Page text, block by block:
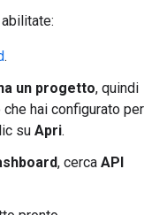
.
un progetto, quindi
hai configurato per
su Apri.
, cerca API